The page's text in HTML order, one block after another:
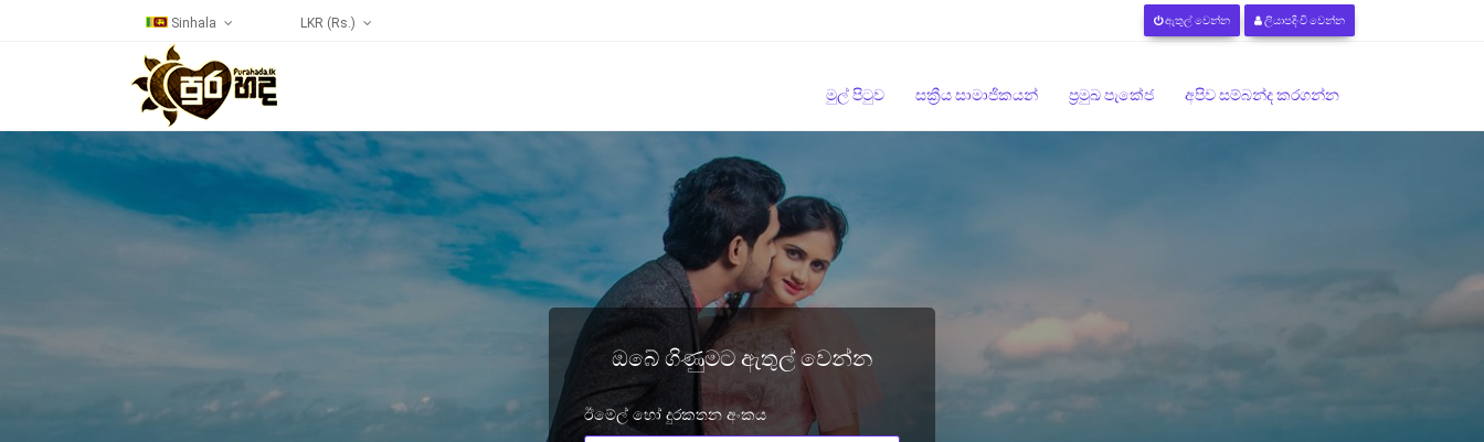
Sinhala LKR (Rs.) ඇතුල් වෙන්න ලියාපදිංචි වෙන්න
මුල් පිටුව සක්‍රීය සාමාජිකයන් ප්‍රමුඛ පැකේජ අපිව සම්බන්ද කරගන්න
ඔබේ ගිණුමට ඇතුල් වෙන්න
ඊමේල් හෝ දුරකතන අංකය